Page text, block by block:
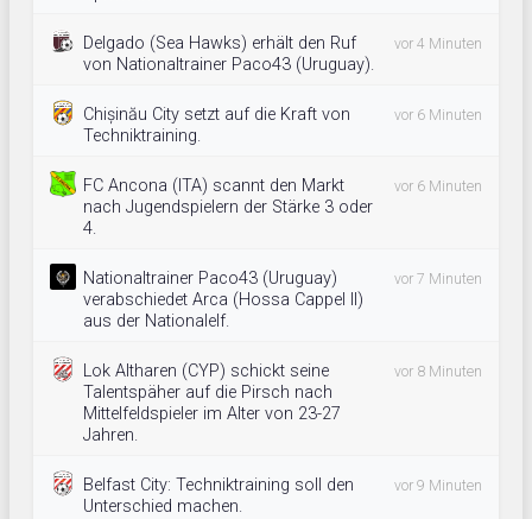
Delgado (Sea Hawks) erhält den Ruf
von Nationaltrainer Paco43 (Uruguay).
vor 4 Minuten
Chișinău City setzt auf die Kraft von
Techniktraining.
vor 6 Minuten
FC Ancona (ITA) scannt den Markt
nach Jugendspielern der Stärke 3 oder
4.
vor 6 Minuten
Nationaltrainer Paco43 (Uruguay)
verabschiedet Arca (Hossa Cappel II)
aus der Nationalelf.
vor 7 Minuten
Lok Altharen (CYP) schickt seine
Talentspäher auf die Pirsch nach
Mittelfeldspieler im Alter von 23-27
Jahren.
vor 8 Minuten
Belfast City: Techniktraining soll den
Unterschied machen.
vor 9 Minuten